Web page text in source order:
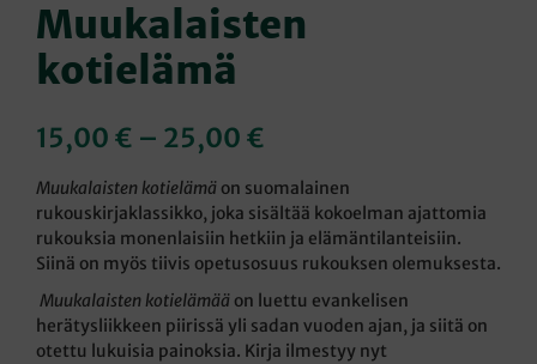
Muukalaisten
kotielämä
15,00 € – 25,00 €
15,00 €
-
25,00 €
Muukalaisten kotielämä on suomalainen
rukouskirjaklassikko, joka sisältää kokoelman ajattomia
rukouksia monenlaisiin hetkiin ja elämäntilanteisiin.
Siinä on myös tiivis opetusosuus rukouksen olemuksesta.
Muukalaisten kotielämää on luettu evankelisen
herätysliikkeen piirissä yli sadan vuoden ajan, ja siitä on
otettu lukuisia painoksia. Kirja ilmestyy nyt